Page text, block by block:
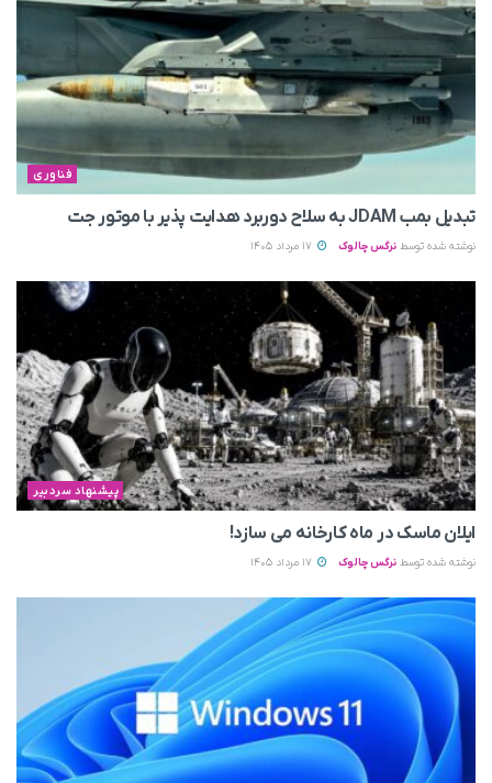
فناوری
تبدیل بمب JDAM به سلاح دوربرد هدایت پذیر با موتور جت
نوشته شده توسط نرگس چالوک
پیشنهاد سردبیر
ایلان ماسک در ماه کارخانه می سازد!
نوشته شده توسط نرگس چالوک